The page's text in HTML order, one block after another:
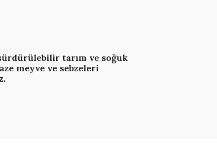
tarım ve soğuk
meyve ve sebzeleri